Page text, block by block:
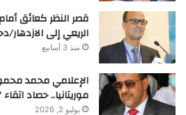
قصر النظر كعائق
الريعي إلى
منذ 3 أسابيع
الإعلامي محمد
موريتانيا.. حصاد
يوليو 2, 2026